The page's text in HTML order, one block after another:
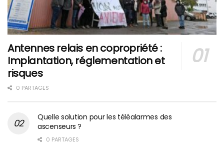
Antennes relais en copropriété :
Implantation, réglementation et
risques
0 PARTAGES
Quelle solution pour les téléalarmes des
ascenseurs ?
0 PARTAGES